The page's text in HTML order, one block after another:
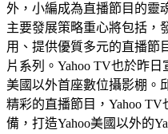
外，小編成為直播節目的靈
主要發展策略重心將包括，
用、提供優質多元的直播節
片系列。Yahoo TV也於昨
美國以外首座數位攝影棚。
精彩的直播節目，Yahoo
備，打造Yahoo美國以外的